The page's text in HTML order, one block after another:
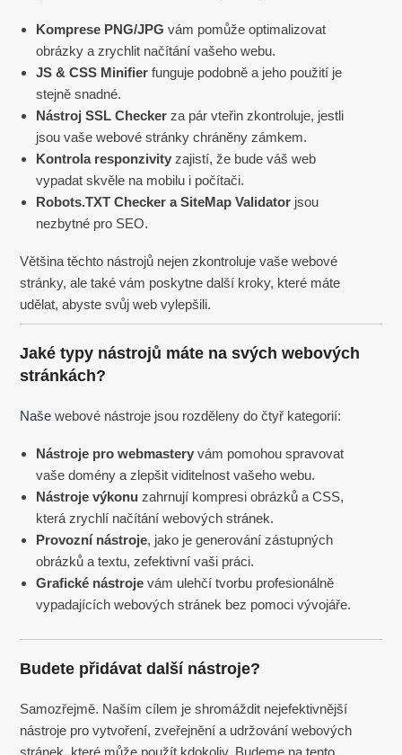
Komprese PNG/JPG vám pomůže optimalizovat
obrázky a zrychlit načítání vašeho webu.
JS & CSS Minifier funguje podobně a jeho použití je
stejně snadné.
Nástroj SSL Checker za pár vteřin zkontroluje, jestli
jsou vaše webové stránky chráněny zámkem.
Kontrola responzivity zajistí, že bude váš web
vypadat skvěle na mobilu i počítači.
Robots.TXT Checker a SiteMap Validator jsou
nezbytné pro SEO.
Většina těchto nástrojů nejen zkontroluje vaše webové
stránky, ale také vám poskytne další kroky, které máte
udělat, abyste svůj web vylepšili.
Jaké typy nástrojů máte na svých webových
stránkách?
Naše webové nástroje jsou rozděleny do čtyř kategorií:
Nástroje pro webmastery vám pomohou spravovat
vaše domény a zlepšit viditelnost vašeho webu.
Nástroje výkonu zahrnují kompresi obrázků a CSS,
která zrychlí načítání webových stránek.
Provozní nástroje, jako je generování zástupných
obrázků a textu, zefektivní vaši práci.
Grafické nástroje vám ulehčí tvorbu profesionálně
vypadajících webových stránek bez pomoci vývojáře.
Budete přidávat další nástroje?
Samozřejmě. Naším cílem je shromáždit nejefektivnější
nástroje pro vytvoření, zveřejnění a udržování webových